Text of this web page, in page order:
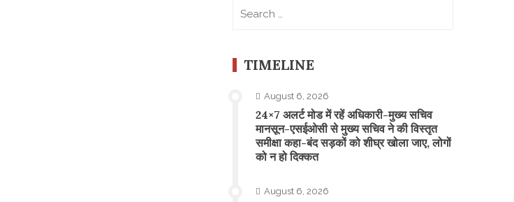
TIMELINE
August 6, 2026
24×7 अलर्ट मोड में रहें अधिकारी-मुख्य सचिव
मानसून-एसईओसी से मुख्य सचिव ने की विस्तृत
समीक्षा कहा-बंद सड़कों को शीघ्र खोला जाए, लोगों
को न हो दिक्कत
August 6, 2026